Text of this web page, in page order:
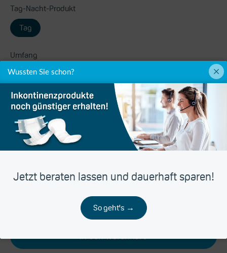
Tag-Nacht-Produkt
Tag
Umfang
100 - 145 cm
130 - 170 cm
Saugstärke
mittel bis stark
Liefereinheit
In den Warenkorb
Wussten Sie schon?
Jetzt beraten lassen und dauerhaft sparen!
So geht's →